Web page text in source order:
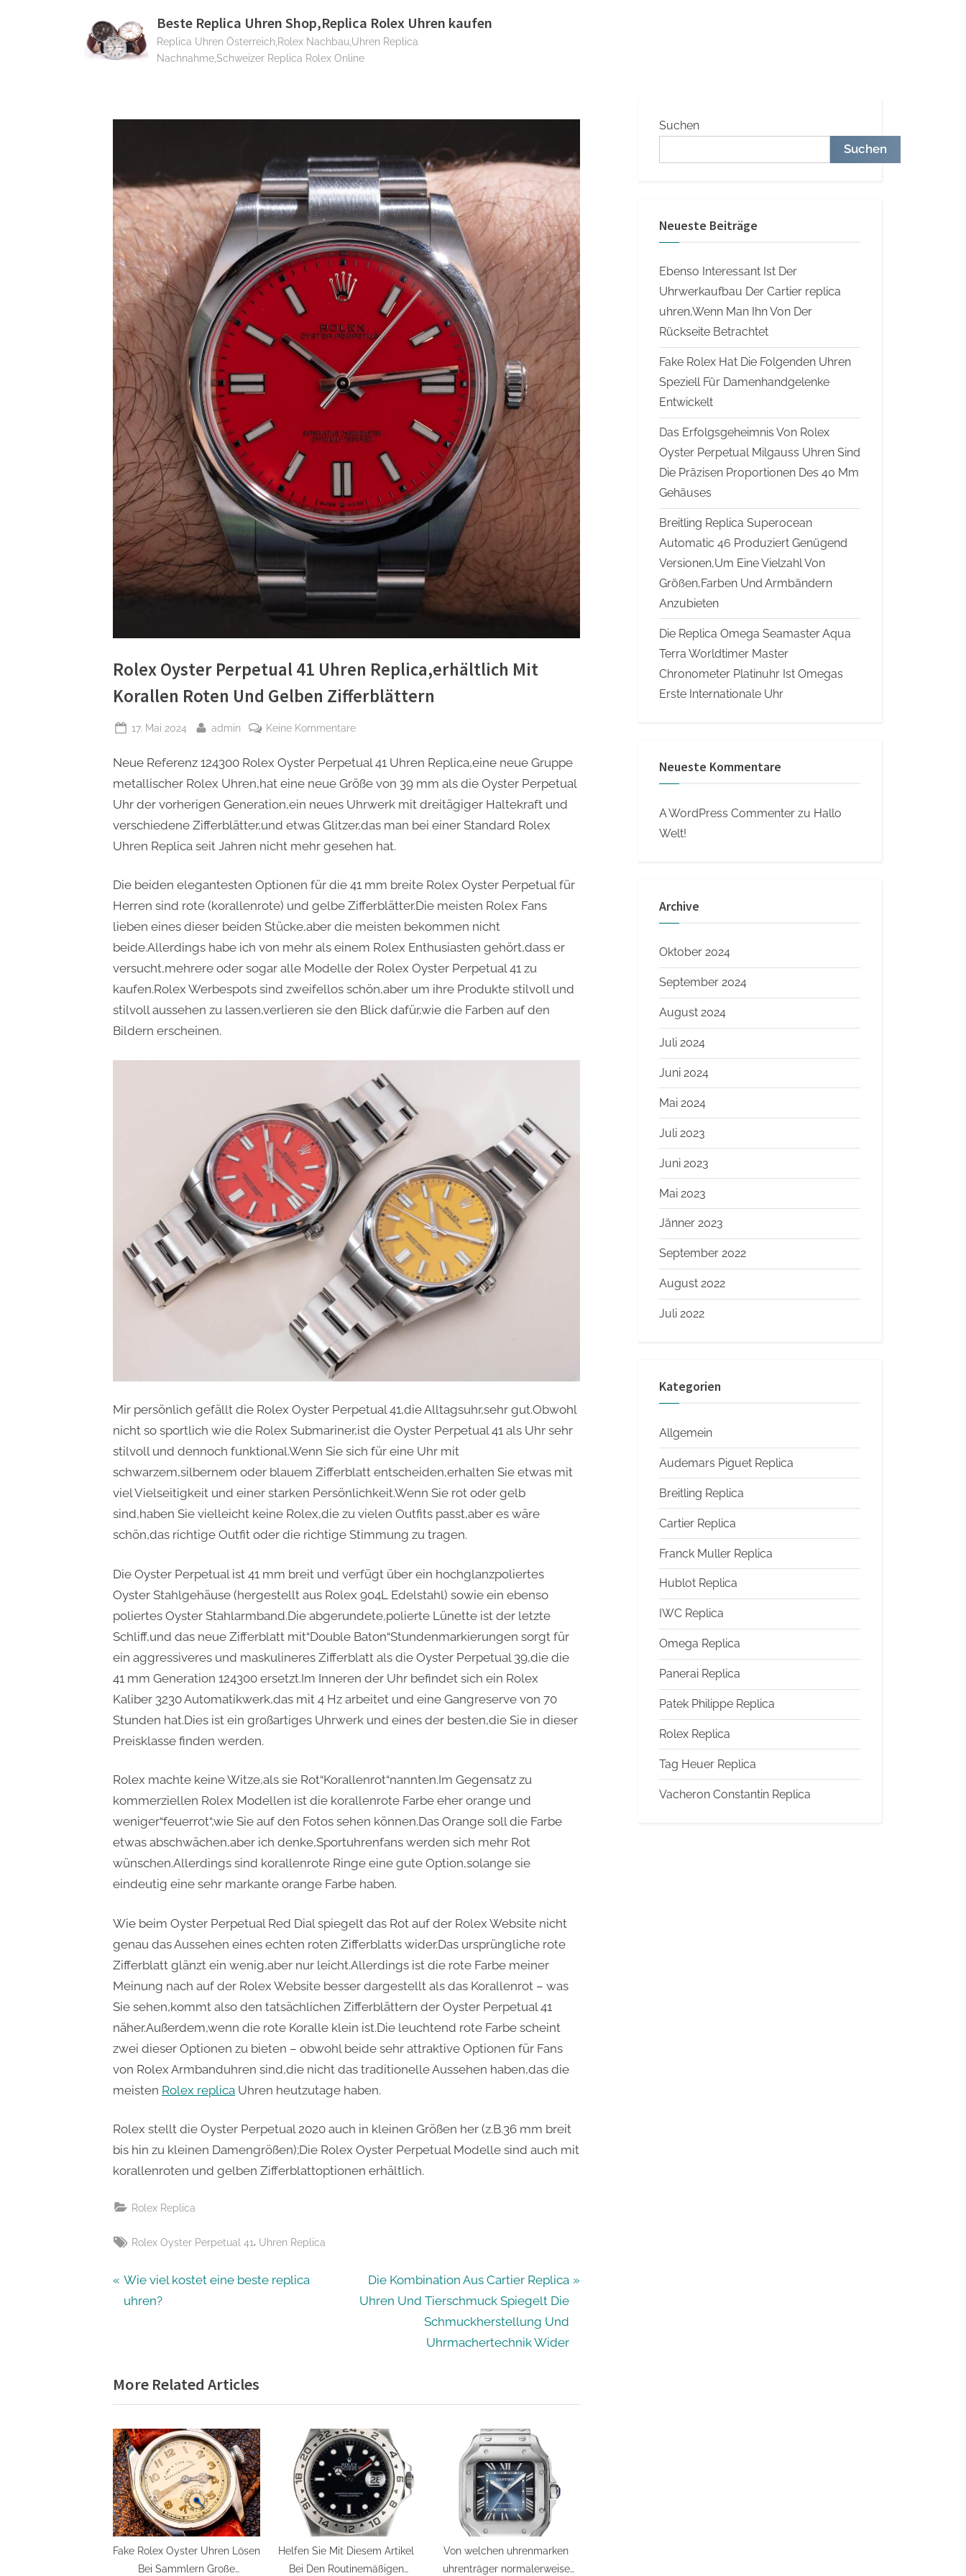
Beste Replica Uhren Shop,Replica Rolex Uhren kaufen
Replica Uhren Österreich,Rolex Nachbau,Uhren Replica
Nachnahme,Schweizer Replica Rolex Online
Rolex Oyster Perpetual 41 Uhren Replica,erhältlich Mit
Korallen Roten Und Gelben Zifferblättern
Posted
17. Mai 2024 By
admin Keine Kommentarezu
Oyster
Perpetual
41
Mit
Roten
Und
Gelben
Zifferblättern
Neue Referenz 124300 Rolex Oyster Perpetual 41 Uhren Replica,eine neue Gruppe
metallischer Rolex Uhren,hat eine neue Größe von 39 mm als die Oyster Perpetual
Uhr der vorherigen Generation,ein neues Uhrwerk mit dreitägiger Haltekraft und
verschiedene Zifferblätter,und etwas Glitzer,das man bei einer Standard Rolex
Uhren Replica seit Jahren nicht mehr gesehen hat.
Die beiden elegantesten Optionen für die 41 mm breite Rolex Oyster Perpetual für
Herren sind rote (korallenrote) und gelbe Zifferblätter.Die meisten Rolex Fans
lieben eines dieser beiden Stücke,aber die meisten bekommen nicht
beide.Allerdings habe ich von mehr als einem Rolex Enthusiasten gehört,dass er
versucht,mehrere oder sogar alle Modelle der Rolex Oyster Perpetual 41 zu
kaufen.Rolex Werbespots sind zweifellos schön,aber um ihre Produkte stilvoll und
stilvoll aussehen zu lassen,verlieren sie den Blick dafür,wie die Farben auf den
Bildern erscheinen.
Mir persönlich gefällt die Rolex Oyster Perpetual 41,die Alltagsuhr,sehr gut.Obwohl
nicht so sportlich wie die Rolex Submariner,ist die Oyster Perpetual 41 als Uhr sehr
stilvoll und dennoch funktional.Wenn Sie sich für eine Uhr mit
schwarzem,silbernem oder blauem Zifferblatt entscheiden,erhalten Sie etwas mit
viel Vielseitigkeit und einer starken Persönlichkeit.Wenn Sie rot oder gelb
sind,haben Sie vielleicht keine Rolex,die zu vielen Outfits passt,aber es wäre
schön,das richtige Outfit oder die richtige Stimmung zu tragen.
Die Oyster Perpetual ist 41 mm breit und verfügt über ein hochglanzpoliertes
Oyster Stahlgehäuse (hergestellt aus Rolex 904L Edelstahl) sowie ein ebenso
poliertes Oyster Stahlarmband.Die abgerundete,polierte Lünette ist der letzte
Schliff,und das neue Zifferblatt mit“Double Baton“Stundenmarkierungen sorgt für
ein aggressiveres und maskulineres Zifferblatt als die Oyster Perpetual 39,die die
41 mm Generation 124300 ersetzt.Im Inneren der Uhr befindet sich ein Rolex
Kaliber 3230 Automatikwerk,das mit 4 Hz arbeitet und eine Gangreserve von 70
Stunden hat.Dies ist ein großartiges Uhrwerk und eines der besten,die Sie in dieser
Preisklasse finden werden.
Rolex machte keine Witze,als sie Rot“Korallenrot“nannten.Im Gegensatz zu
kommerziellen Rolex Modellen ist die korallenrote Farbe eher orange und
weniger“feuerrot“,wie Sie auf den Fotos sehen können.Das Orange soll die Farbe
etwas abschwächen,aber ich denke,Sportuhrenfans werden sich mehr Rot
wünschen.Allerdings sind korallenrote Ringe eine gute Option,solange sie
eindeutig eine sehr markante orange Farbe haben.
Wie beim Oyster Perpetual Red Dial spiegelt das Rot auf der Rolex Website nicht
genau das Aussehen eines echten roten Zifferblatts wider.Das ursprüngliche rote
Zifferblatt glänzt ein wenig,aber nur leicht.Allerdings ist die rote Farbe meiner
Meinung nach auf der Rolex Website besser dargestellt als das Korallenrot – was
Sie sehen,kommt also den tatsächlichen Zifferblättern der Oyster Perpetual 41
näher.Außerdem,wenn die rote Koralle klein ist.Die leuchtend rote Farbe scheint
zwei dieser Optionen zu bieten – obwohl beide sehr attraktive Optionen für Fans
von Rolex Armbanduhren sind,die nicht das traditionelle Aussehen haben,das die
meisten Rolex replica Uhren heutzutage haben.
Rolex stellt die Oyster Perpetual 2020 auch in kleinen Größen her (z.B.36 mm breit
bis hin zu kleinen Damengrößen);Die Rolex Oyster Perpetual Modelle sind auch mit
korallenroten und gelben Zifferblattoptionen erhältlich.
Rolex Replica
Tags:
Rolex Oyster Perpetual 41 Uhren Replica
Beitragsnavigation
P
r
o
u
P
o
s
t
:
Wie viel kostet eine beste replica
uhren?
N
e
s
:
Die Kombination Aus Cartier Replica
Uhren Und Tierschmuck Spiegelt Die
Schmuckherstellung Und
Uhrmachertechnik Wider
More Related Articles
Fake Rolex Oyster Uhren Lösen
Bei Sammlern Große
Helfen Sie Mit Diesem Artikel
Bei Den Routinemäßigen
Von welchen uhrenmarken
uhrenträger normalerweise
Suchen
Suchen
Neueste Beiträge
Ebenso Interessant Ist Der
Uhrwerkaufbau Der Cartier replica
uhren,Wenn Man Ihn Von Der
Rückseite Betrachtet
Fake Rolex Hat Die Folgenden Uhren
Speziell Für Damenhandgelenke
Entwickelt
Das Erfolgsgeheimnis Von Rolex
Oyster Perpetual Milgauss Uhren Sind
Die Präzisen Proportionen Des 40 Mm
Gehäuses
Breitling Replica Superocean
Automatic 46 Produziert Genügend
Versionen,Um Eine Vielzahl Von
Größen,Farben Und Armbändern
Anzubieten
Die Replica Omega Seamaster Aqua
Terra Worldtimer Master
Chronometer Platinuhr Ist Omegas
Erste Internationale Uhr
Neueste Kommentare
A WordPress Commenter zu Hallo
Welt!
Archive
Oktober 2024
September 2024
August 2024
Juli 2024
Juni 2024
Mai 2024
Juli 2023
Juni 2023
Mai 2023
Jänner 2023
September 2022
August 2022
Juli 2022
Kategorien
Allgemein
Audemars Piguet Replica
Breitling Replica
Cartier Replica
Franck Muller Replica
Hublot Replica
IWC Replica
Omega Replica
Panerai Replica
Patek Philippe Replica
Rolex Replica
Tag Heuer Replica
Vacheron Constantin Replica